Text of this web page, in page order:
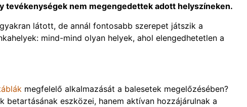
nem megengedettek adott helyszíneken.
látott, de annál fontosabb szerepet játszik a
mind-mind olyan helyek, ahol elengedhetetlen a
megfelelő alkalmazását a balesetek megelőzésében?
eszközei, hanem aktívan hozzájárulnak a